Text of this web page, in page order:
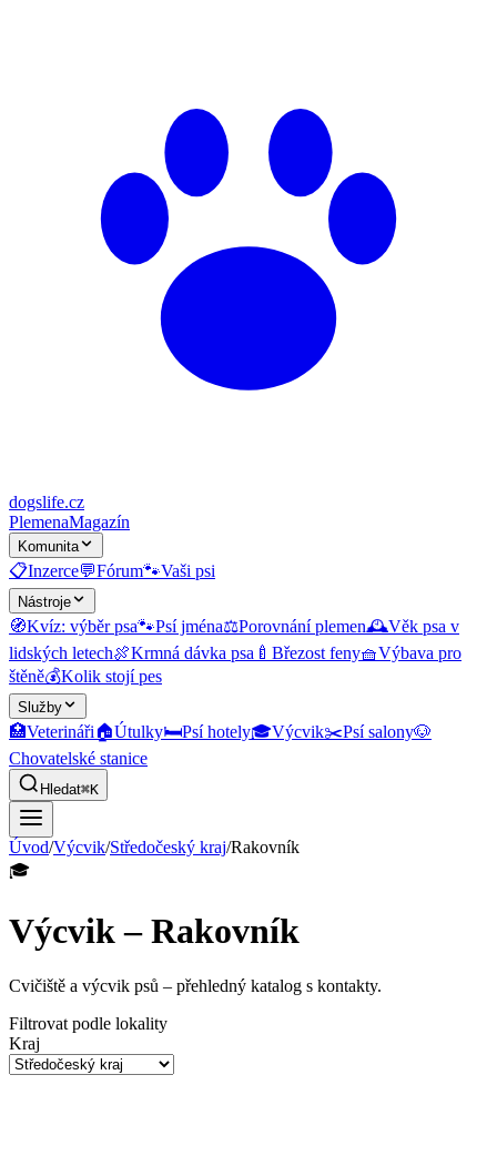
dogslife.cz
PlemenaMagazín
Komunita
📋Inzerce💬Fórum🐾Vaši psi
Nástroje
🧭Kvíz: výběr psa🐾Psí jména⚖️Porovnání plemen🕰️Věk psa v
lidských letech🍖Krmná dávka psa 🍼 Březost feny🧺Výbava pro
štěně💰Kolik stojí pes
Služby
🏥Veterináři🏠Útulky🛏️Psí hotely🎓Výcvik✂️Psí salony🐶
Chovatelské stanice
Hledat⌘K
Úvod/Výcvik/Středočeský kraj/Rakovník
🎓
Výcvik – Rakovník
Cvičiště a výcvik psů – přehledný katalog s kontakty.
Filtrovat podle lokality
Kraj